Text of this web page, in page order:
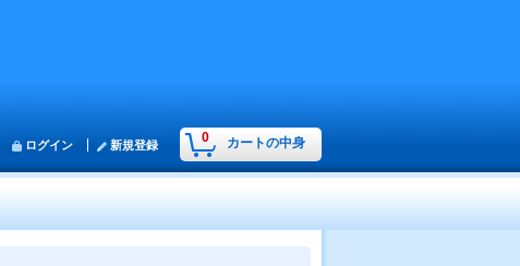
0 カートの中身
ログイン 新規登録